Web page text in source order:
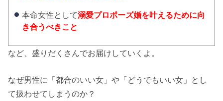
本命女性として溺愛プロポーズ婚を叶えるために向
き合うべきこと
など、盛りだくさんでお届けしていくよ。
なぜ男性に「都合のいい女」や「どうでもいい女」とし
て扱わせてしまうのか？